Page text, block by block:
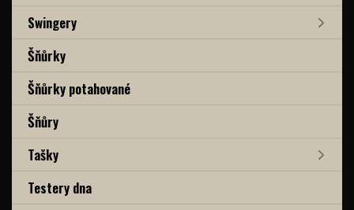
Swingery
Šňůrky
Šňůrky potahované
Šňůry
Tašky
Testery dna